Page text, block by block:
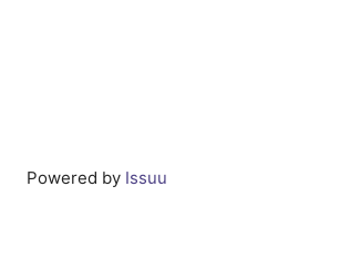
Powered by Issuu